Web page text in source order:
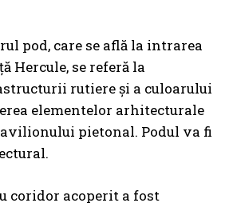
pod, care se află la intrarea
Hercule, se referă la
rutiere şi a culoarului
elementelor arhitecturale
pietonal. Podul va fi
coridor acoperit a fost